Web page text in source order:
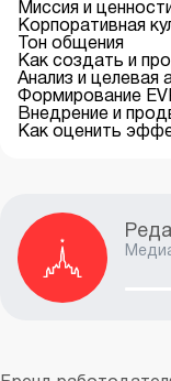
Миссия и
Корпоративная
Тон общения
Как создать и
Анализ и целевая
Формирование
Внедрение и
Как оценить